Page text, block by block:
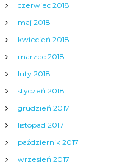
czerwiec 2018
maj 2018
kwiecień 2018
marzec 2018
luty 2018
styczeń 2018
grudzień 2017
listopad 2017
październik 2017
wrzesień 2017